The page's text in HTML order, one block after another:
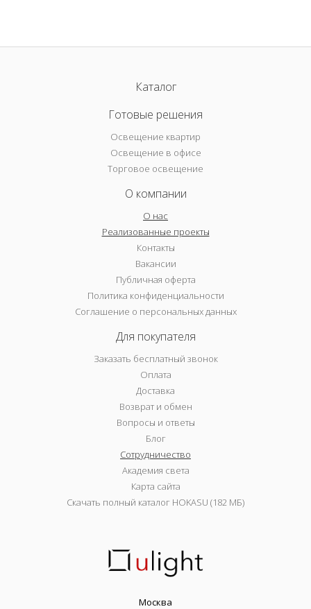
Каталог
Готовые решения
Освещение квартир
Освещение в офисе
Торговое освещение
О компании
О нас
Реализованные проекты
Контакты
Вакансии
Публичная оферта
Политика конфиденциальности
Соглашение о персональных данных
Для покупателя
Заказать бесплатный звонок
Оплата
Доставка
Возврат и обмен
Вопросы и ответы
Блог
Сотрудничество
Академия света
Карта сайта
Скачать полный каталог HOKASU (182 МБ)
Москва